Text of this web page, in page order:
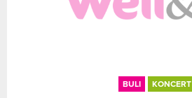
BULI KONCERT